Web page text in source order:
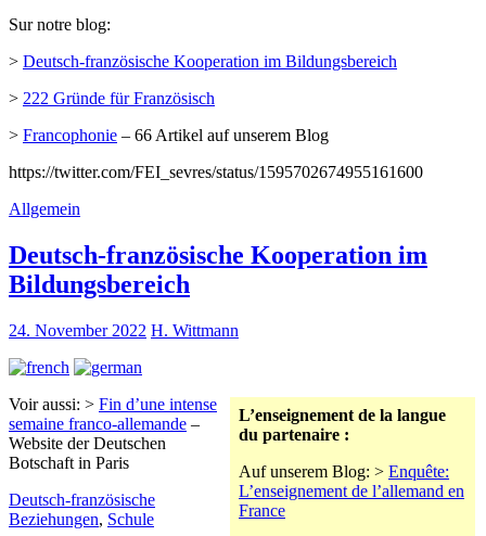
Sur notre blog:
> Deutsch-französische Kooperation im Bildungsbereich
> 222 Gründe für Französisch
> Francophonie – 66 Artikel auf unserem Blog
https://twitter.com/FEI_sevres/status/1595702674955161600
Allgemein
Deutsch-französische Kooperation im
Bildungsbereich
24. November 2022 H. Wittmann
L’enseignement de la langue
du partenaire :
Auf unserem Blog: > Enquête:
L’enseignement de l’allemand en
France
Voir aussi: > Fin d’une intense
semaine franco-allemande –
Website der Deutschen
Botschaft in Paris
Deutsch-französische
Beziehungen, Schule